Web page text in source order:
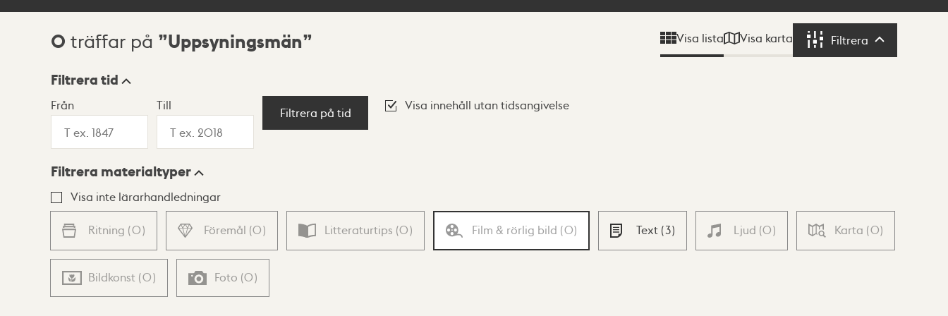
Sökresultat
0 träffar på Uppsyningsmän Visa lista Visa karta Filtrera Filtrera
Visningsläge
Lista Karta
Filtrera tid
Från Till
Filtrera på tid
Visa innehåll utan tidsangivelse
Filtrera materialtyper
Visa inte lärarhandledningar
Ritning (0) Föremål (0) Litteraturtips (0) Film & rörlig bild (0) Text (3) Ljud (0) Karta (0)
Bildkonst (0) Foto (0)